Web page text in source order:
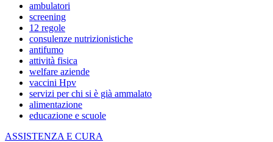
ambulatori
screening
12 regole
consulenze nutrizionistiche
antifumo
attività fisica
welfare aziende
vaccini Hpv
servizi per chi si è già ammalato
alimentazione
educazione e scuole
ASSISTENZA E CURA